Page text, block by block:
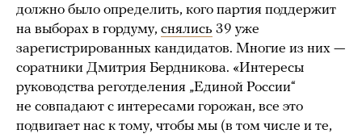
должно было определить, кого партия поддержит
на выборах в гордуму, снялись 39 уже
зарегистрированных кандидатов. Многие из них —
соратники Дмитрия Бердникова. «Интересы
руководства реготделения „Единой России“
не совпадают с интересами горожан, все это
подвигает нас к тому, чтобы мы (в том числе и те,